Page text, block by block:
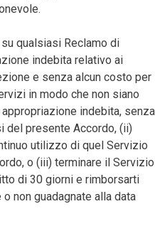
qualsiasi Reclamo di
indebita relativo ai
e senza alcun costo per
in modo che non siano
indebita, senza
del presente Accordo, (ii)
utilizzo di quel Servizio
o (iii) terminare il Servizio
di 30 giorni e rimborsarti
non guadagnate alla data